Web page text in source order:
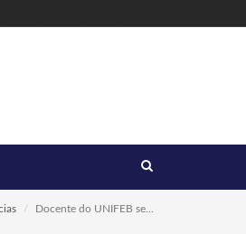
Docente do UNIFEB se...